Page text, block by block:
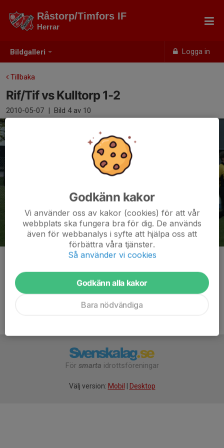
Bildgalleri Logga in
Råstorp/Timfors IF
Herrar
Tillbaka
Rif/Tif vs Kulltorp 1-2
2010-05-07 | Bild 4av 10
För smarta idrottsföreningar
Välj version: Mobil Desktop
Godkänn kakor
Vi använder oss av kakor (cookies) för att vår
webbplats ska fungera bra för dig. De används
även för webbanalys i syfte att hjälpa oss att
förbättra våra tjänster.
Så använder vi cookies
Godkänn alla kakor
Bara nödvändiga